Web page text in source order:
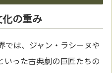
の重み
では、ジャン・ラシーヌや
いった古典劇の巨匠たちの